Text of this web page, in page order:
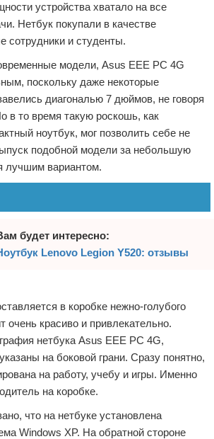
устройства хватало на все
Нетбук покупали в качестве
сотрудники и студенты.
модели, Asus EEE PC 4G
поскольку даже некоторые
диагональю 7 дюймов, не говоря
в то время такую роскошь, как
ноутбук, мог позволить себе не
подобной модели за небольшую
лучшим вариантом.
будет интересно:
Lenovo Legion Y520: отзывы
в коробке нежно-голубого
очень красиво и привлекательно.
нетбука Asus EEE PC 4G,
на боковой грани. Сразу понятно,
на работу, учебу и игры. Именно
на коробке.
что на нетбуке установлена
Windows XP. На обратной стороне